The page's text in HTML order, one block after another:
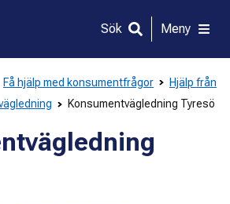
Sök Meny
Få hjälp med konsumentfrågor
Hjälp från
Konsumentvägledning Tyresö